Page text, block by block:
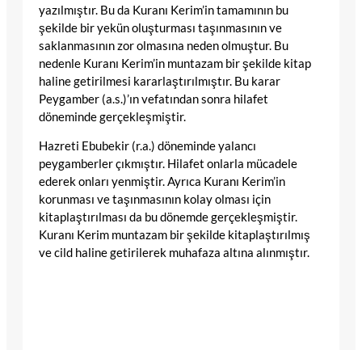
yazılmıştır. Bu da Kuranı Kerim’in tamamının bu
şekilde bir yekün oluşturması taşınmasının ve
saklanmasının zor olmasına neden olmuştur. Bu
nedenle Kuranı Kerim’in muntazam bir şekilde kitap
haline getirilmesi kararlaştırılmıştır. Bu karar
Peygamber (a.s.)’ın vefatından sonra hilafet
döneminde gerçekleşmiştir.
Hazreti Ebubekir (r.a.) döneminde yalancı
peygamberler çıkmıştır. Hilafet onlarla mücadele
ederek onları yenmiştir. Ayrıca Kuranı Kerim’in
korunması ve taşınmasının kolay olması için
kitaplaştırılması da bu dönemde gerçekleşmiştir.
Kuranı Kerim muntazam bir şekilde kitaplaştırılmış
ve cild haline getirilerek muhafaza altına alınmıştır.